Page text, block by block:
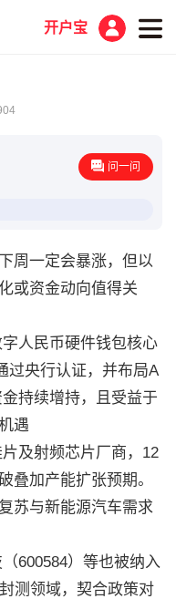
开户宝
问一问
周一定会暴涨，但以
或资金动向值得关
人民币硬件钱包核心
过央行认证，并布局A
持续增持，且受益于
遇
及射频芯片厂商，12
叠加产能扩张预期。
苏与新能源汽车需求
600584）等也被纳入
测领域，契合政策对